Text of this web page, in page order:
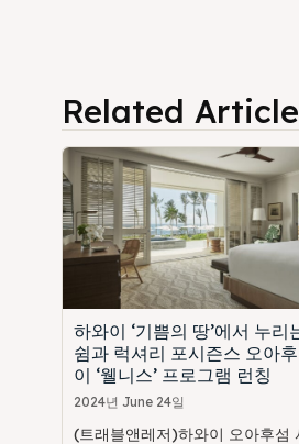
Related
하와이 ‘기쁨의 땅’에서 누리
쉼과 럭셔리 포시즌스 오아
이 ‘웰니스’ 프로그램 런칭
2024년 June 24일
(트래블앤레저)하와이 오아후섬